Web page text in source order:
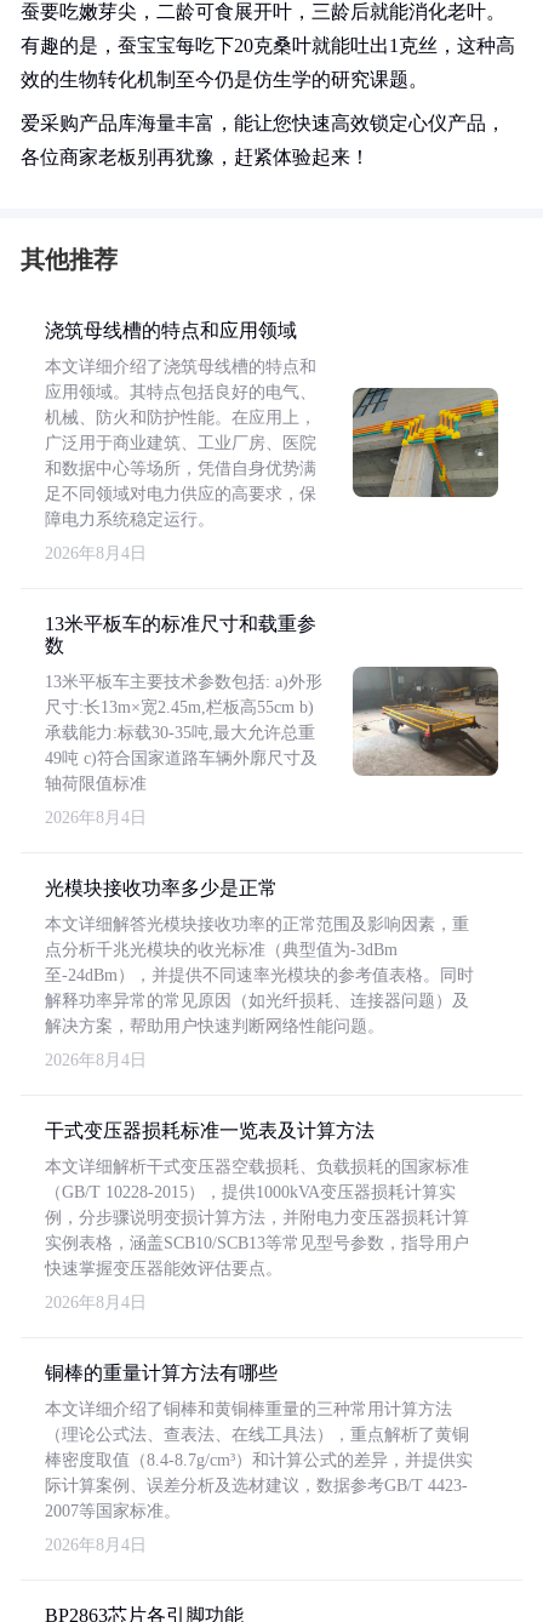
蚕要吃嫩芽尖，二龄可食展开叶，三龄后就能消化老叶。
有趣的是，蚕宝宝每吃下20克桑叶就能吐出1克丝，这种高
效的生物转化机制至今仍是仿生学的研究课题。
爱采购产品库海量丰富，能让您快速高效锁定心仪产品，
各位商家老板别再犹豫，赶紧体验起来！
其他推荐
浇筑母线槽的特点和应用领域
本文详细介绍了浇筑母线槽的特点和
应用领域。其特点包括良好的电气、
机械、防火和防护性能。在应用上，
广泛用于商业建筑、工业厂房、医院
和数据中心等场所，凭借自身优势满
足不同领域对电力供应的高要求，保
障电力系统稳定运行。
2026年8月4日
13米平板车的标准尺寸和载重参
数
13米平板车主要技术参数包括: a)外形
尺寸:长13m×宽2.45m,栏板高55cm b)
承载能力:标载30-35吨,最大允许总重
49吨 c)符合国家道路车辆外廓尺寸及
轴荷限值标准
2026年8月4日
光模块接收功率多少是正常
本文详细解答光模块接收功率的正常范围及影响因素，重
点分析千兆光模块的收光标准（典型值为-3dBm
至-24dBm），并提供不同速率光模块的参考值表格。同时
解释功率异常的常见原因（如光纤损耗、连接器问题）及
解决方案，帮助用户快速判断网络性能问题。
2026年8月4日
干式变压器损耗标准一览表及计算方法
本文详细解析干式变压器空载损耗、负载损耗的国家标准
（GB/T 10228-2015），提供1000kVA变压器损耗计算实
例，分步骤说明变损计算方法，并附电力变压器损耗计算
实例表格，涵盖SCB10/SCB13等常见型号参数，指导用户
快速掌握变压器能效评估要点。
2026年8月4日
铜棒的重量计算方法有哪些
本文详细介绍了铜棒和黄铜棒重量的三种常用计算方法
（理论公式法、查表法、在线工具法），重点解析了黄铜
棒密度取值（8.4-8.7g/cm³）和计算公式的差异，并提供实
际计算案例、误差分析及选材建议，数据参考GB/T 4423-
2007等国家标准。
2026年8月4日
BP2863芯片各引脚功能